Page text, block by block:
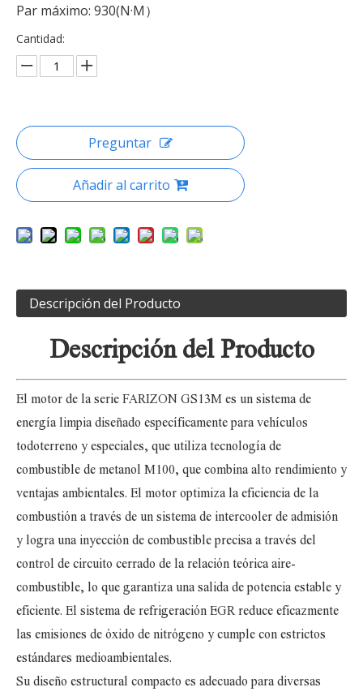
Par máximo: 930(N·M）
Cantidad:
Preguntar
Añadir al carrito
Descripción del Producto
Descripción del Producto
El motor de la serie FARIZON GS13M es un sistema de
energía limpia diseñado específicamente para vehículos
todoterreno y especiales, que utiliza tecnología de
combustible de metanol M100, que combina alto rendimiento y
ventajas ambientales. El motor optimiza la eficiencia de la
combustión a través de un sistema de intercooler de admisión
y logra una inyección de combustible precisa a través del
control de circuito cerrado de la relación teórica aire-
combustible, lo que garantiza una salida de potencia estable y
eficiente. El sistema de refrigeración EGR reduce eficazmente
las emisiones de óxido de nitrógeno y cumple con estrictos
estándares medioambientales.
Su diseño estructural compacto es adecuado para diversas